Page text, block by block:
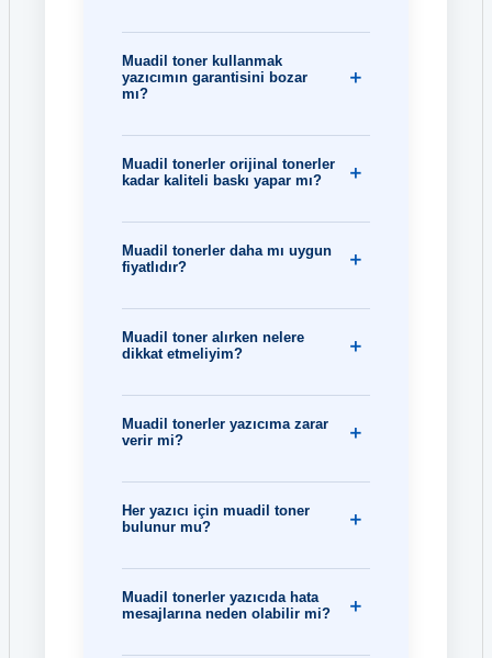
Muadil toner kullanmak
yazıcımın garantisini bozar
mı?
Muadil tonerler orijinal tonerler
kadar kaliteli baskı yapar mı?
Muadil tonerler daha mı uygun
fiyatlıdır?
Muadil toner alırken nelere
dikkat etmeliyim?
Muadil tonerler yazıcıma zarar
verir mi?
Her yazıcı için muadil toner
bulunur mu?
Muadil tonerler yazıcıda hata
mesajlarına neden olabilir mi?